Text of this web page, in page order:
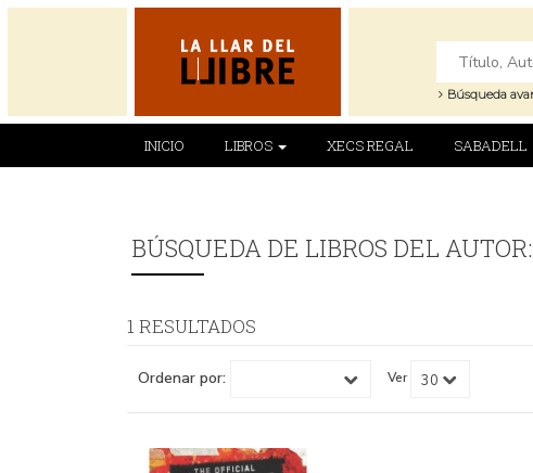
Búsqueda
INICIO LIBROS XECS REGAL SABADELL
BÚSQUEDA DE LIBROS DEL
1 RESULTADOS
Ordenar por: Ver